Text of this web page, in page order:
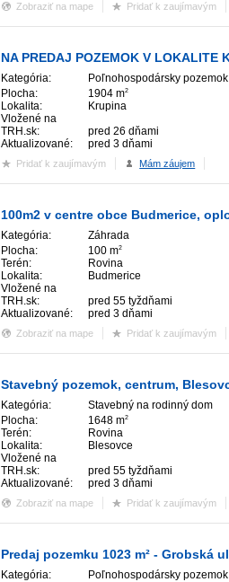
Zobraziť na mape Pridať k zaujímavým
Kategória:
Poľnohospodársky pozemok
Plocha:
1904 m2
Lokalita:
Krupina
Vložené na
TRH.sk:
pred 26 dňami
Aktualizované:
pred 3 dňami
Pridať k zaujímavým Mám záujem
Kategória:
Záhrada
Plocha:
100 m2
Terén:
Rovina
Lokalita:
Budmerice
Vložené na
TRH.sk:
pred 55 tyždňami
Aktualizované:
pred 3 dňami
Zobraziť na mape Pridať k zaujímavým
Kategória:
Stavebný na rodinný dom
Plocha:
1648 m2
Terén:
Rovina
Lokalita:
Blesovce
Vložené na
TRH.sk:
pred 55 tyždňami
Aktualizované:
pred 3 dňami
Zobraziť na mape Pridať k zaujímavým
Kategória:
Poľnohospodársky pozemok